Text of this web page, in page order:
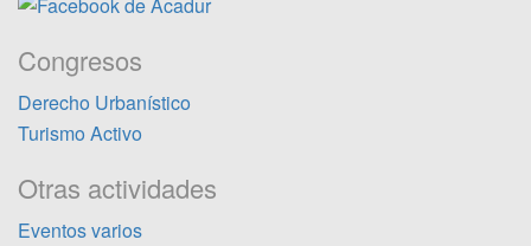
Congresos
Derecho Urbanístico
Turismo Activo
Otras actividades
Eventos varios